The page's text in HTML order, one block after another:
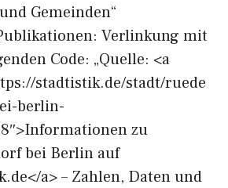
Gemeinden“
Verlinkung mit
Code: „Quelle: <a
stadtistik.de/stadt/ruede
berlin-
zu
bei Berlin auf
a> – Zahlen, Daten und